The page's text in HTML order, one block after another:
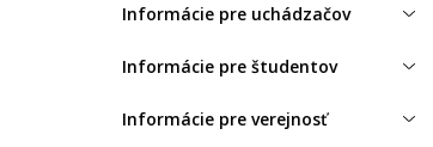
Informácie pre uchádzačov
Informácie pre študentov
Informácie pre verejnosť